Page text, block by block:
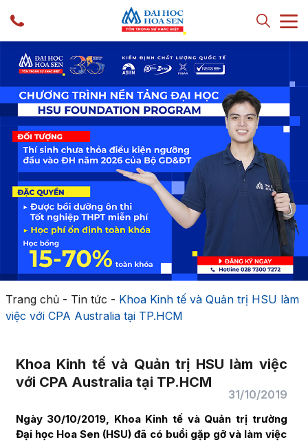
Trang chủ- Tin tức - Khoa Kinh tế và Quản trị HSU làm
việc với CPA Australia tại TP.HCM
Khoa Kinh tế và Quản trị HSU làm việc
với CPA Australia tại TP.HCM
31/10/2019
Ngày 30/10/2019, Khoa Kinh tế và Quản trị trường
Đại học Hoa Sen (HSU) đã có buổi gặp gỡ và làm việc